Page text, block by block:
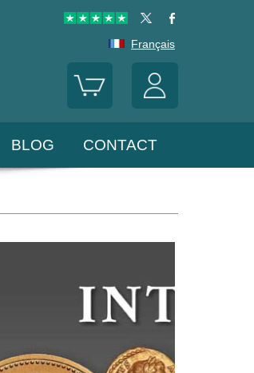
Français
BLOG CONTACT